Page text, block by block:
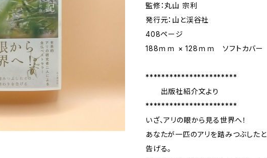
監修：丸山 宗利
発行元：山と渓谷社
408ページ
188ｍｍ × 128ｍｍ ソフトカバー
***********************
出版社紹介文より
***********************
いざ、アリの眼から見る世界へ！
あなたが一匹のアリを踏みつぶした
告げる。